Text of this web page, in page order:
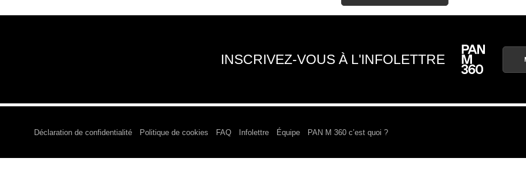
INSCRIVEZ-VOUS À L'INFOLETTRE
Déclaration de confidentialité Politique de cookies FAQ Infolettre Équipe PAN M 360 c’est quoi ?